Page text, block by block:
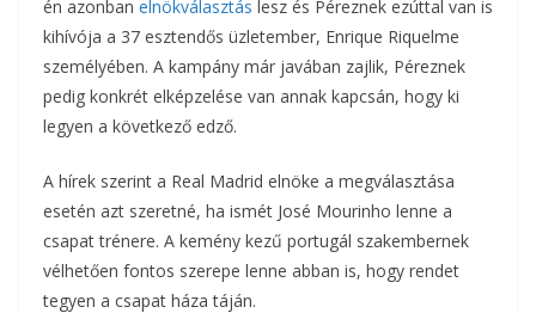
én azonban elnökválasztás lesz és Péreznek ezúttal van is
kihívója a 37 esztendős üzletember, Enrique Riquelme
személyében. A kampány már javában zajlik, Péreznek
pedig konkrét elképzelése van annak kapcsán, hogy ki
legyen a következő edző.
A hírek szerint a Real Madrid elnöke a megválasztása
esetén azt szeretné, ha ismét José Mourinho lenne a
csapat trénere. A kemény kezű portugál szakembernek
vélhetően fontos szerepe lenne abban is, hogy rendet
tegyen a csapat háza táján.